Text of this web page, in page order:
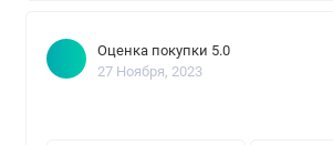
Оценка покупки 5.0
27 Ноября, 2023